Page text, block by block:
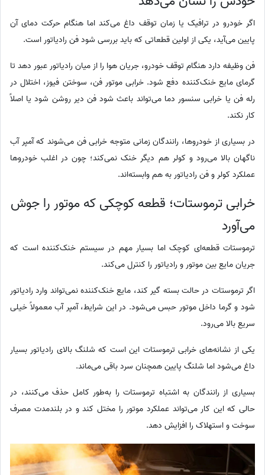
اگر خودرو در ترافیک یا زمان توقف داغ می‌کند اما هنگام حرکت دمای آن
پایین می‌آید، یکی از اولین قطعاتی که باید بررسی شود فن رادیاتور است.
فن وظیفه دارد هنگام توقف خودرو، جریان هوا را از میان رادیاتور عبور دهد تا
گرمای مایع خنک‌کننده دفع شود. خرابی موتور فن، سوختن فیوز، اختلال در
رله فن یا خرابی سنسور دما می‌تواند باعث شود فن دیر روشن شود یا اصلاً
کار نکند.
در بسیاری از خودروها، رانندگان زمانی متوجه خرابی فن می‌شوند که آمپر آب
ناگهان بالا می‌رود و کولر هم دیگر خنک نمی‌کند؛ چون در اغلب خودروها
عملکرد کولر و فن رادیاتور به هم وابسته‌اند.
خرابی ترموستات؛ قطعه کوچکی که موتور را جوش
می‌آورد
ترموستات قطعه‌ای کوچک اما بسیار مهم در سیستم خنک‌کننده است که
جریان مایع بین موتور و رادیاتور را کنترل می‌کند.
اگر ترموستات در حالت بسته گیر کند، مایع خنک‌کننده نمی‌تواند وارد رادیاتور
شود و گرما داخل موتور حبس می‌شود. در این شرایط، آمپر آب معمولاً خیلی
سریع بالا می‌رود.
یکی از نشانه‌های خرابی ترموستات این است که شلنگ بالای رادیاتور بسیار
داغ می‌شود اما شلنگ پایین همچنان سرد باقی می‌ماند.
بسیاری از رانندگان به اشتباه ترموستات را به‌طور کامل حذف می‌کنند، در
حالی که این کار می‌تواند عملکرد موتور را مختل کند و در بلندمدت مصرف
سوخت و استهلاک را افزایش دهد.